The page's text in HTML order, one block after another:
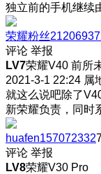
独立前的手机继续
荣耀粉丝
评论 举报
LV7荣耀V40 前所
2021-3-1 22:24 属
就这么说吧除了
新荣耀负责，同时
huafen157072332
评论 举报
LV8荣耀V30 Pro